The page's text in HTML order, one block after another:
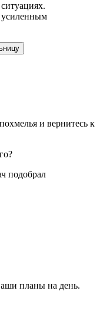
усиленным
и вернитесь к
подобрал
планы на день.